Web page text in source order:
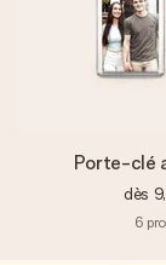
Porte-clé
dès
6